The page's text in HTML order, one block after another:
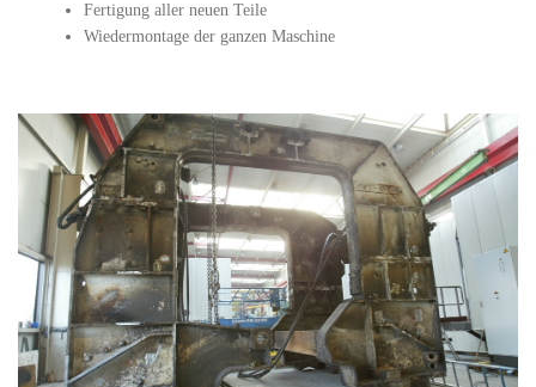
Fertigung aller neuen Teile
Wiedermontage der ganzen Maschine